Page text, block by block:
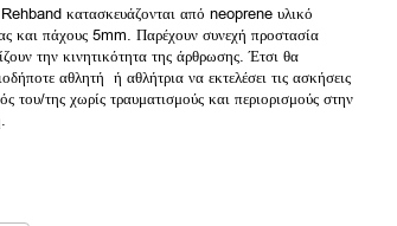
€.
Rehband κατασκευάζονται από neoprene υλικό
και πάχους 5mm. Παρέχουν συνεχή προστασία
την κινητικότητα της άρθρωσης. Έτσι θα
αθλητή ή αθλήτρια να εκτελέσει τις ασκήσεις
του/της χωρίς τραυματισμούς και περιορισμούς στην